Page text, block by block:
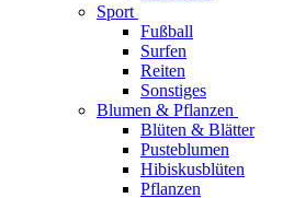
Sport
Fußball
Surfen
Reiten
Sonstiges
Blumen & Pflanzen
Blüten & Blätter
Pusteblumen
Hibiskusblüten
Pflanzen